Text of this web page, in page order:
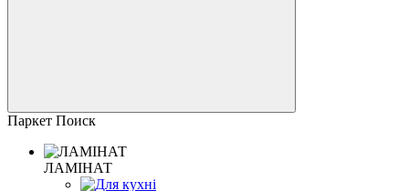
Паркет Поиск
ЛАМІНАТ